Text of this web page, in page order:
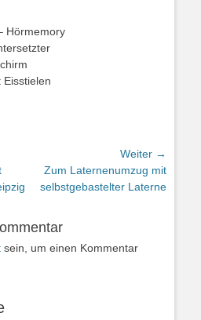
Hörmemory
Eisstielen
Weiter →
Nächster
Beitrag:
Zum Laternenumzug mit
selbstgebastelter Laterne
sein, um einen Kommentar